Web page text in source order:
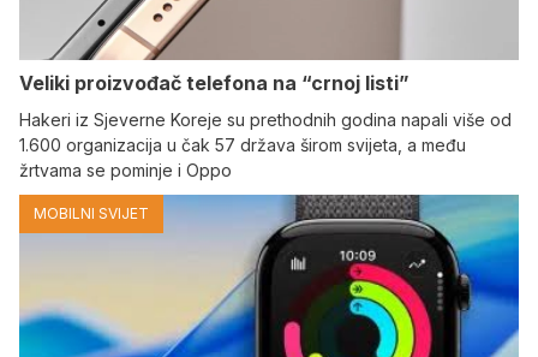
Veliki proizvođač telefona na “crnoj listi”
Hakeri iz Sjeverne Koreje su prethodnih godina napali više od
1.600 organizacija u čak 57 država širom svijeta, a među
žrtvama se pominje i Oppo
MOBILNI SVIJET